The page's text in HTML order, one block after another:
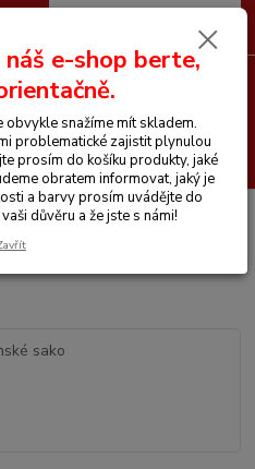
Hledat
0 Kč
vesty, saka Dámské sako
náš e-shop berte,
snažíme mít skladem.
problematické zajistit plynulou
prosím do košíku produkty, jaké
obratem informovat, jaký je
a barvy prosím uvádějte do
důvěru a že jste s námi!